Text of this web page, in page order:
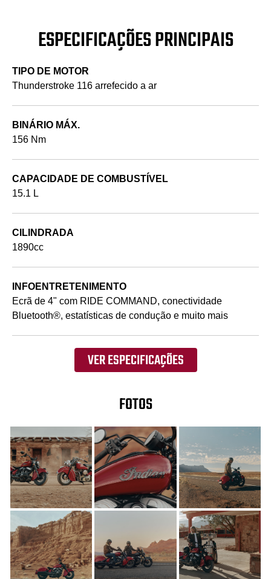
ESPECIFICAÇÕES PRINCIPAIS
TIPO DE MOTOR
Thunderstroke 116 arrefecido a ar
BINÁRIO MÁX.
156 Nm
CAPACIDADE DE COMBUSTÍVEL
15.1 L
CILINDRADA
1890cc
INFOENTRETENIMENTO
Ecrã de 4" com RIDE COMMAND, conectividade
Bluetooth®, estatísticas de condução e muito mais
VER ESPECIFICAÇÕES
FOTOS